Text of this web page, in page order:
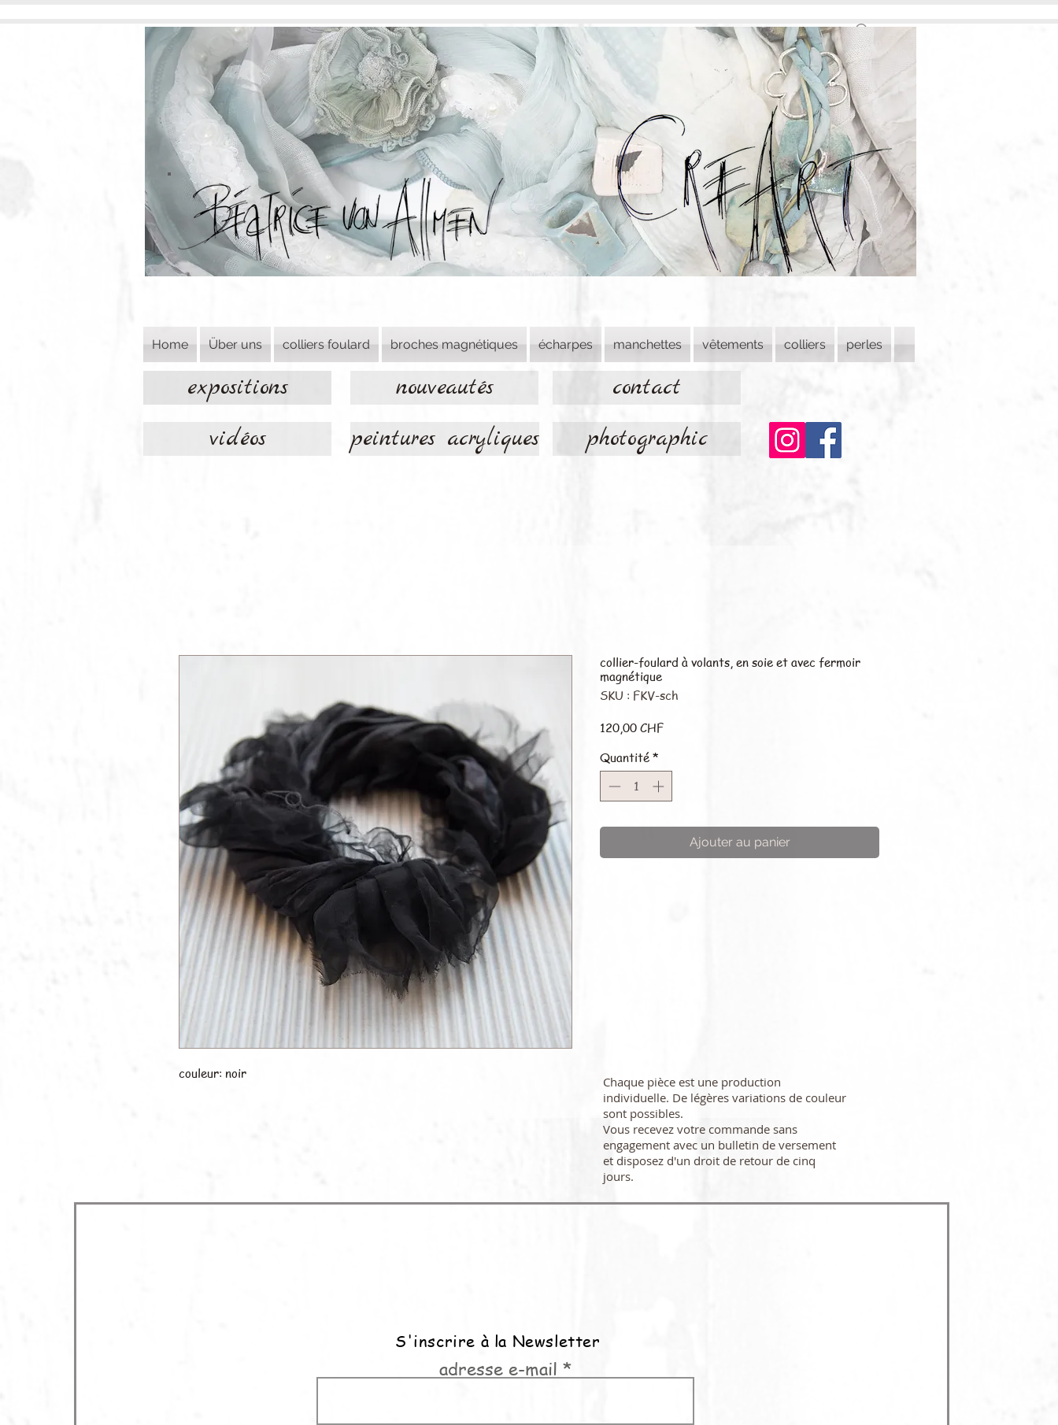
Home Über uns colliers foulard broches magnétiques écharpes manchettes vêtements colliers perles
expositions nouveautés
contact
vidéos
peintures acryliques photographic
couleur: noir
collier-foulard à volants, en soie et avec fermoir
magnétique
SKU : FKV-sch
120,00 CHFPrix
Quantité *
Ajouter au panier
Chaque pièce est une production
individuelle. De légères variations de couleur
sont possibles.
Vous recevez votre commande sans
engagement avec un bulletin de versement
et disposez d'un droit de retour de cinq
jours.
S'inscrire à la Newsletter
adresse e-mail